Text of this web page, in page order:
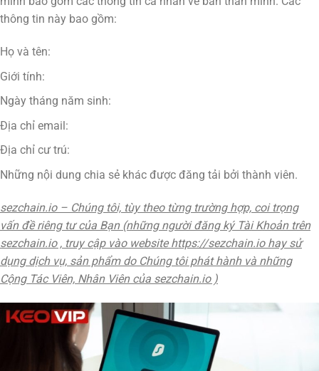
thông tin này bao gồm:
Họ và tên:
Giới tính:
Ngày tháng năm sinh:
Địa chỉ email:
Địa chỉ cư trú:
Những nội dung chia sẻ khác được đăng tải bởi thành viên.
sezchain.io – Chúng tôi, tùy theo từng trường hợp, coi trọng
vấn đề riêng tư của Bạn (những người đăng ký Tài Khoản trên
sezchain.io , truy cập vào website https://sezchain.io hay sử
dụng dịch vụ, sản phẩm do Chúng tôi phát hành và những
Cộng Tác Viên, Nhân Viên của sezchain.io )